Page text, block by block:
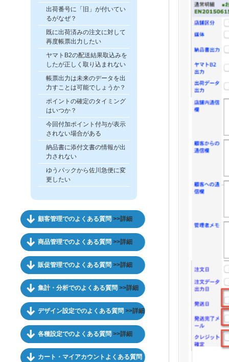
出荷番号に「旧」が付いてい
るがなぜ？
既に出荷済みの注文に対して
再度帳票出力したい
ヤマトB2の配送結果取込みを
したが正しく取り込まれない
帳票出力は未来のデータを出
力すことは可能でしょうか？
ポイントの確定のタイミング
はいつか？
今回付加ポイント付与が表示
されない場合がある
納品書に添付文書の情報が出
力されない
ゆうパックから佐川急便に変
更したい
顧客管理でのよくある質問 >>詳細
商品管理でのよくある質問 >>詳細
販促管理でのよくある質問 >>詳細
集計・分析でのよくある質問 >>詳細
デザイン設定でのよくある質問 >>詳細
各種設定でのよくある質問 >>詳細
カート・マイアカウントよくある質問